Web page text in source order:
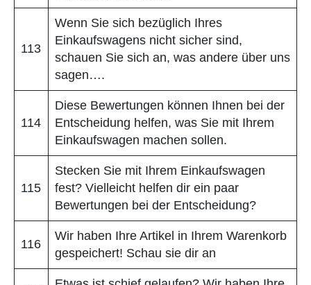
113
Wenn Sie sich bezüglich Ihres
Einkaufswagens nicht sicher sind,
schauen Sie sich an, was andere über uns
sagen….
114
Diese Bewertungen können Ihnen bei der
Entscheidung helfen, was Sie mit Ihrem
Einkaufswagen machen sollen.
115
Stecken Sie mit Ihrem Einkaufswagen
fest? Vielleicht helfen dir ein paar
Bewertungen bei der Entscheidung?
116
Wir haben Ihre Artikel in Ihrem Warenkorb
gespeichert! Schau sie dir an